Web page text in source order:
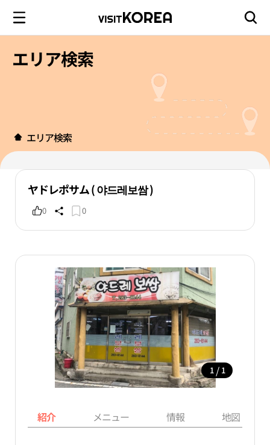
エリア検索
エリア検索
ヤドレポサム ( 야드레보쌈 )
0 0
1 / 1
紹介 メニュー 情報 地図